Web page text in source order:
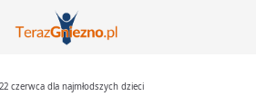
czerwca dla najmłodszych dzieci